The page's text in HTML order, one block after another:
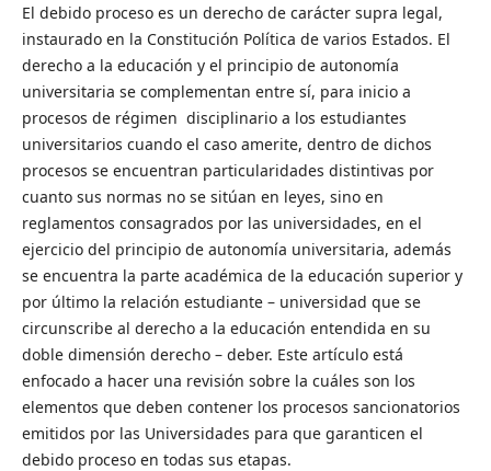
El debido proceso es un derecho de carácter supra legal,
instaurado en la Constitución Política de varios Estados. El
derecho a la educación y el principio de autonomía
universitaria se complementan entre sí, para inicio a
procesos de régimen disciplinario a los estudiantes
universitarios cuando el caso amerite, dentro de dichos
procesos se encuentran particularidades distintivas por
cuanto sus normas no se sitúan en leyes, sino en
reglamentos consagrados por las universidades, en el
ejercicio del principio de autonomía universitaria, además
se encuentra la parte académica de la educación superior y
por último la relación estudiante – universidad que se
circunscribe al derecho a la educación entendida en su
doble dimensión derecho – deber. Este artículo está
enfocado a hacer una revisión sobre la cuáles son los
elementos que deben contener los procesos sancionatorios
emitidos por las Universidades para que garanticen el
debido proceso en todas sus etapas.